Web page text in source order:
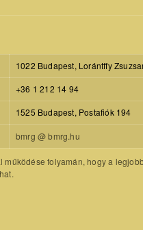
1022 Budapest, Lorántffy
+36 1 212 14 94
1525 Budapest, Postafiók 194
bmrg @ bmrg.hu
folyamán, hogy a